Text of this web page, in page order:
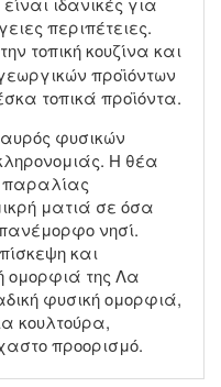
περιπέτειες.
τοπική κουζίνα και
προϊόντων
τοπικά προϊόντα.
φυσικών
Η θέα
παραλίας
ματιά σε όσα
νησί.
και
ομορφιά της Λα
φυσική ομορφιά,
κουλτούρα,
προορισμό.